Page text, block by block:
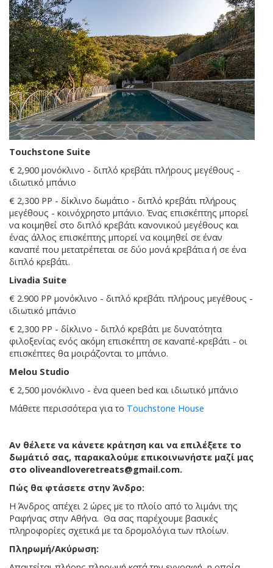
Touchstone Suite
€ 2,900 μονόκλινο - διπλό κρεβάτι πλήρους μεγέθους -
ιδιωτικό μπάνιο
€ 2,300 PP - δίκλινο δωμάτιο - διπλό κρεβάτι πλήρους
μεγέθους - κοινόχρηστο μπάνιο. Ένας επισκέπτης μπορεί
να κοιμηθεί στο διπλό κρεβάτι κανονικού μεγέθους και
ένας άλλος επισκέπτης μπορεί να κοιμηθεί σε έναν
καναπέ που μετατρέπεται σε δύο μονά κρεβάτια ή σε ένα
διπλό κρεβάτι.
Livadia Suite
€ 2.900 PP μονόκλινο - διπλό κρεβάτι πλήρους μεγέθους -
ιδιωτικό μπάνιο
€ 2,300 PP - δίκλινο - διπλό κρεβάτι με δυνατότητα
φιλοξενίας ενός ακόμη επισκέπτη σε καναπέ-κρεβάτι - οι
επισκέπτες θα μοιράζονται το μπάνιο.
Melou Studio
€ 2,500 μονόκλινο - ένα queen bed και ιδιωτικό μπάνιο
Μάθετε περισσότερα για το Touchstone House
Αν θέλετε να κάνετε κράτηση και να επιλέξετε το
δωμάτιό σας, παρακαλούμε επικοινωνήστε μαζί μας
στο oliveandloveretreats@gmail.com.
Πώς θα φτάσετε στην Άνδρο:
Η Άνδρος απέχει 2 ώρες με το πλοίο από το λιμάνι της
Ραφήνας στην Αθήνα. Θα σας παρέχουμε βασικές
πληροφορίες σχετικά με τα δρομολόγια των πλοίων.
Πληρωμή/Ακύρωση: